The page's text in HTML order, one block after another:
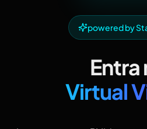
powered by
Entra
Virtual